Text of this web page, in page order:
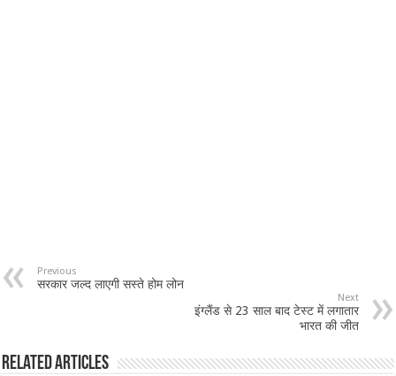
Previous
सरकार जल्द लाएगी सस्ते होम लोन
Next
इंग्लैंड से 23 साल बाद टेस्ट में लगातार
भारत की जीत
Related Articles